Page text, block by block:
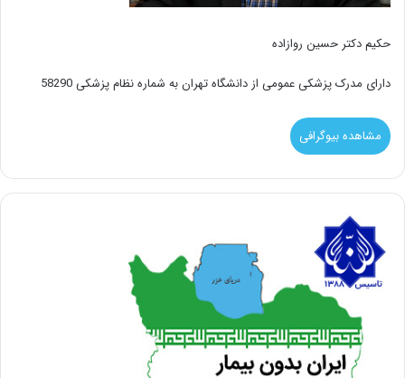
حکیم دکتر حسین روازاده
دارای مدرک پزشکی عمومی از دانشگاه تهران به شماره نظام پزشکی 58290
مشاهده بیوگرافی